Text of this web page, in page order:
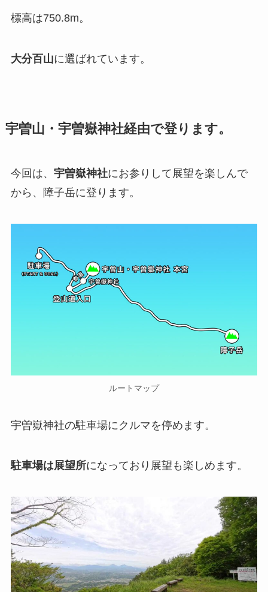
標高は750.8m。
大分百山に選ばれています。
宇曽山・宇曽嶽神社経由で登ります。
今回は、 宇曽嶽神社にお参りして展望を楽しんで
から、障子岳に登ります。
ルートマップ
宇曽嶽神社の駐車場にクルマを停めます。
駐車場は展望所になっており展望も楽しめます。